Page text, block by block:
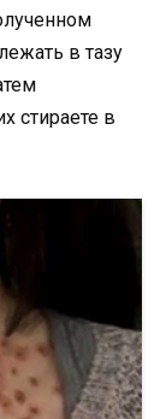
в тазу
стираете в